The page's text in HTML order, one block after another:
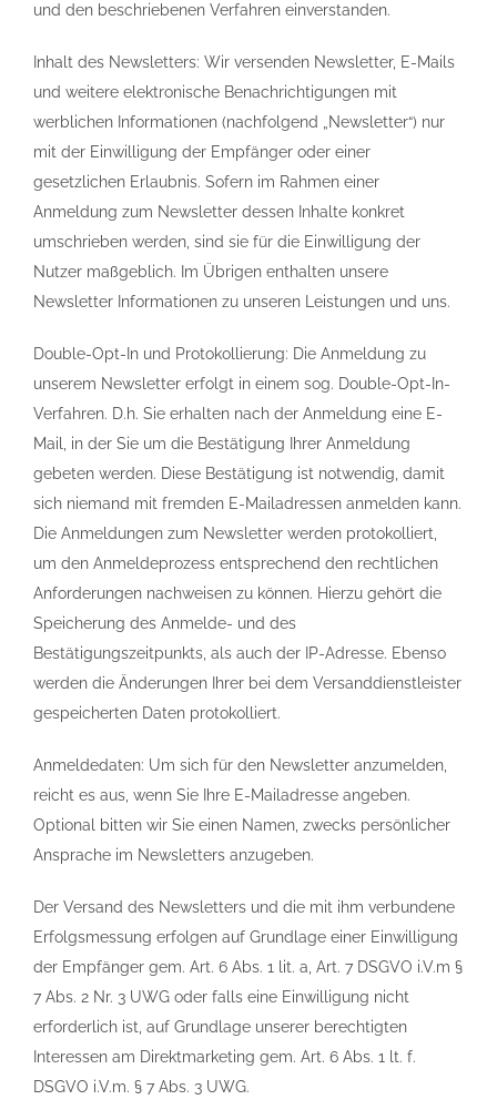
und den beschriebenen Verfahren einverstanden.
Inhalt des Newsletters: Wir versenden Newsletter, E-Mails
und weitere elektronische Benachrichtigungen mit
werblichen Informationen (nachfolgend „Newsletter“) nur
mit der Einwilligung der Empfänger oder einer
gesetzlichen Erlaubnis. Sofern im Rahmen einer
Anmeldung zum Newsletter dessen Inhalte konkret
umschrieben werden, sind sie für die Einwilligung der
Nutzer maßgeblich. Im Übrigen enthalten unsere
Newsletter Informationen zu unseren Leistungen und uns.
Double-Opt-In und Protokollierung: Die Anmeldung zu
unserem Newsletter erfolgt in einem sog. Double-Opt-In-
Verfahren. D.h. Sie erhalten nach der Anmeldung eine E-
Mail, in der Sie um die Bestätigung Ihrer Anmeldung
gebeten werden. Diese Bestätigung ist notwendig, damit
sich niemand mit fremden E-Mailadressen anmelden kann.
Die Anmeldungen zum Newsletter werden protokolliert,
um den Anmeldeprozess entsprechend den rechtlichen
Anforderungen nachweisen zu können. Hierzu gehört die
Speicherung des Anmelde- und des
Bestätigungszeitpunkts, als auch der IP-Adresse. Ebenso
werden die Änderungen Ihrer bei dem Versanddienstleister
gespeicherten Daten protokolliert.
Anmeldedaten: Um sich für den Newsletter anzumelden,
reicht es aus, wenn Sie Ihre E-Mailadresse angeben.
Optional bitten wir Sie einen Namen, zwecks persönlicher
Ansprache im Newsletters anzugeben.
Der Versand des Newsletters und die mit ihm verbundene
Erfolgsmessung erfolgen auf Grundlage einer Einwilligung
der Empfänger gem. Art. 6 Abs. 1 lit. a, Art. 7 DSGVO i.V.m §
7 Abs. 2 Nr. 3 UWG oder falls eine Einwilligung nicht
erforderlich ist, auf Grundlage unserer berechtigten
Interessen am Direktmarketing gem. Art. 6 Abs. 1 lt. f.
DSGVO i.V.m. § 7 Abs. 3 UWG.